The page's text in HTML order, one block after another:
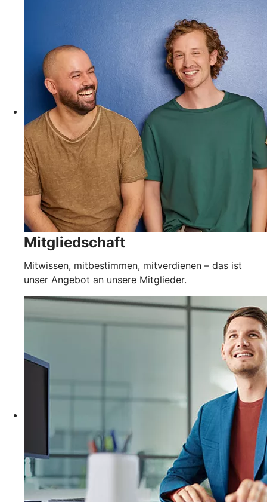
Mitgliedschaft
Mitwissen, mitbestimmen, mitverdienen – das ist
unser Angebot an unsere Mitglieder.